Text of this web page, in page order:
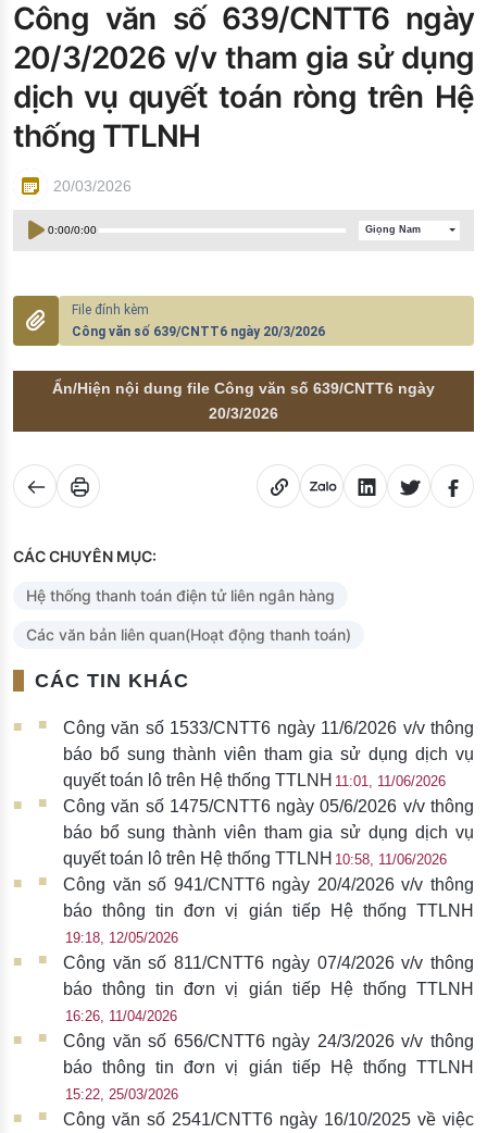
Đào tạo ISO
Công văn số 639/CNTT6 ngày
20/3/2026 v/v tham gia sử dụng
dịch vụ quyết toán ròng trên Hệ
thống TTLNH
20/03/2026
0:00/0:00 Giọng Nam
Công văn số 639/CNTT6 ngày 20/3/2026
Ẩn/Hiện nội dung file Công văn số 639/CNTT6 ngày
20/3/2026
CÁC CHUYÊN MỤC:
Hệ thống thanh toán điện tử liên ngân hàng
Các văn bản liên quan(Hoạt động thanh toán)
CÁC TIN KHÁC
Công văn số 1533/CNTT6 ngày 11/6/2026 v/v thông
báo bổ sung thành viên tham gia sử dụng dịch vụ
quyết toán lô trên Hệ thống TTLNH 11:01, 11/06/2026
Công văn số 1475/CNTT6 ngày 05/6/2026 v/v thông
báo bổ sung thành viên tham gia sử dụng dịch vụ
quyết toán lô trên Hệ thống TTLNH 10:58, 11/06/2026
Công văn số 941/CNTT6 ngày 20/4/2026 v/v thông
báo thông tin đơn vị gián tiếp Hệ thống TTLNH
19:18, 12/05/2026
Công văn số 811/CNTT6 ngày 07/4/2026 v/v thông
báo thông tin đơn vị gián tiếp Hệ thống TTLNH
16:26, 11/04/2026
Công văn số 656/CNTT6 ngày 24/3/2026 v/v thông
báo thông tin đơn vị gián tiếp Hệ thống TTLNH
15:22, 25/03/2026
Công văn số 2541/CNTT6 ngày 16/10/2025 về việc